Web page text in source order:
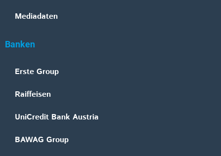
Mediadaten
Banken
Erste Group
Raiffeisen
UniCredit Bank Austria
BAWAG Group